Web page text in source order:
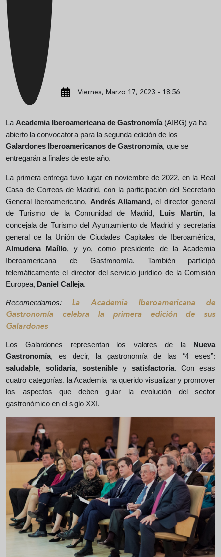
Viernes, Marzo 17, 2023 - 18:56
La Academia Iberoamericana de Gastronomía(AIBG) ya ha
abierto la convocatoria para la segunda edición de los
Galardones Iberoamericanos de Gastronomía, que se
entregarán a finales de este año.
La primera entrega tuvo lugar en noviembre de 2022, en la Real
Casa de Correos de Madrid, con la participación del Secretario
General Iberoamericano, Andrés Allamand , el director general
de Turismo de la Comunidad de Madrid,
Luis Martín, la
concejala de Turismo del Ayuntamiento de Madrid y secretaria
general de la Unión de Ciudades Capitales de Iberoamérica,
Almudena Maíllo, y yo, como presidente de la Academia
Iberoamericana de Gastronomía. También participó
telemáticamente el director del servicio jurídico de la Comisión
Europea, Daniel Calleja.
Recomendamos: La Academia Iberoamericana de
Gastronomía celebra la primera edición de sus
Galardones
Los Galardones representan los valores de la
Nueva
Gastronomía, es decir, la gastronomía de las “4 eses”:
saludable, solidaria, sostenible y satisfactoria. Con esas
cuatro categorías, la Academia ha querido visualizar y promover
los aspectos que deben guiar la evolución del sector
gastronómico en el siglo XXI.